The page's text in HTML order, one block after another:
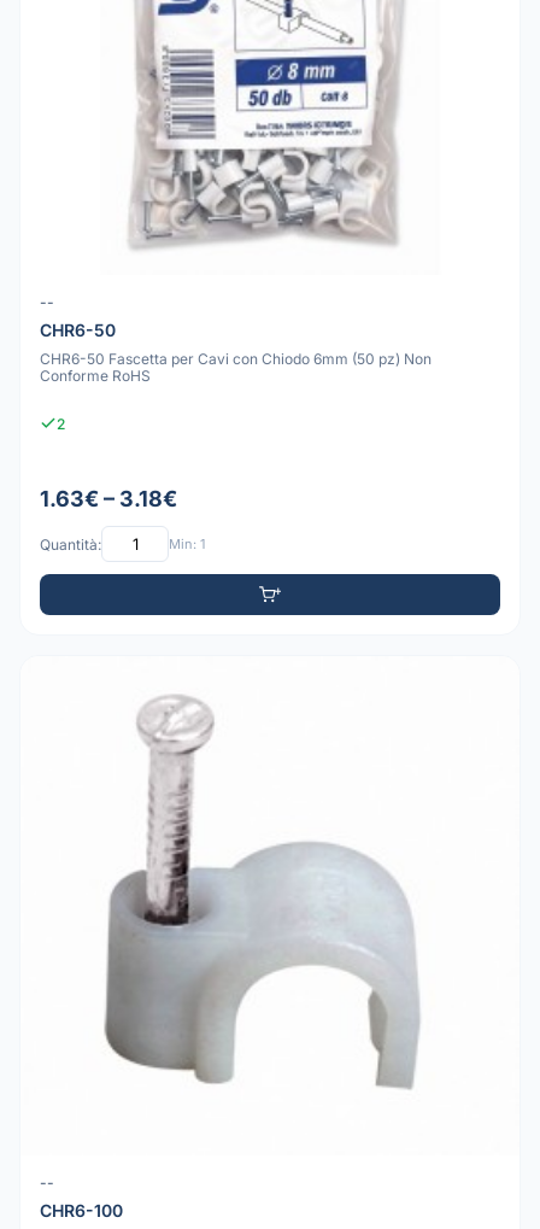
--
CHR6-50
CHR6-50 Fascetta per Cavi con Chiodo 6mm (50 pz) Non
Conforme RoHS
2
1.63€ – 3.18€
Quantità: Min: 1
--
CHR6-100